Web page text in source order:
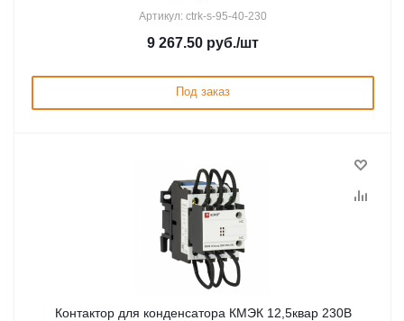
Артикул: ctrk-s-95-40-230
9 267.50 руб./шт
Под заказ
Контактор для конденсатора КМЭК 12,5квар 230В